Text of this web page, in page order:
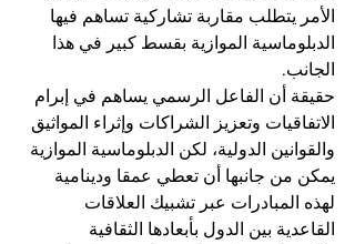
الأمر يتطلب مقاربة تشاركية تساهم فيها
الدبلوماسية الموازية بقسط كبير في هذا
الجانب.
حقيقة أن الفاعل الرسمي يساهم في إبرام
الاتفاقيات وتعزيز الشراكات وإثراء المواثيق
والقوانين الدولية، لكن الدبلوماسية الموازية
يمكن من جانبها أن تعطي عمقا ودينامية
لهذه المبادرات عبر تشبيك العلاقات
القاعدية بين الدول بأبعادها الثقافية